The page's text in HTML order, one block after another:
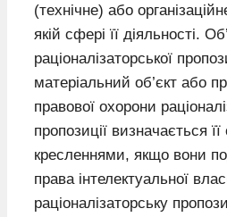
(технічне) або
якій сфері її діяльності.
раціоналізаторської
матеріальний об’єкт або
правової охорони
пропозиції визначається
кресленнями, якщо вони
права інтелектуальної
раціоналізаторську